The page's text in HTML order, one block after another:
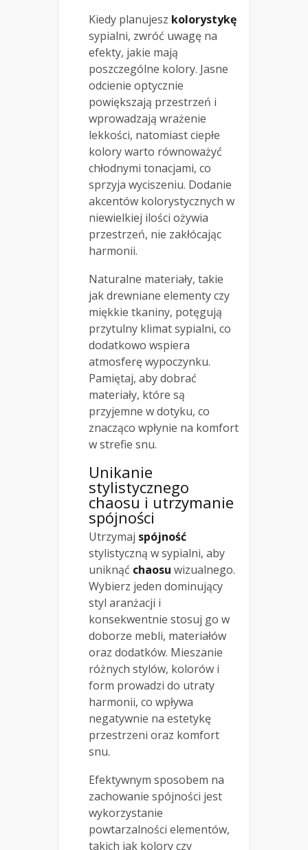
Kiedy planujesz kolorystykę
sypialni, zwróć uwagę na
efekty, jakie mają
poszczególne kolory. Jasne
odcienie optycznie
powiększają przestrzeń i
wprowadzają wrażenie
lekkości, natomiast ciepłe
kolory warto równoważyć
chłodnymi tonacjami, co
sprzyja wyciszeniu. Dodanie
akcentów kolorystycznych w
niewielkiej ilości ożywia
przestrzeń, nie zakłócając
harmonii.
Naturalne materiały, takie
jak drewniane elementy czy
miękkie tkaniny, potęgują
przytulny klimat sypialni, co
dodatkowo wspiera
atmosferę wypoczynku.
Pamiętaj, aby dobrać
materiały, które są
przyjemne w dotyku, co
znacząco wpłynie na komfort
w strefie snu.
Unikanie
stylistycznego
chaosu i utrzymanie
spójności
Utrzymaj spójność
stylistyczną w sypialni, aby
uniknąć chaosu wizualnego.
Wybierz jeden dominujący
styl aranżacji i
konsekwentnie stosuj go w
doborze mebli, materiałów
oraz dodatków. Mieszanie
różnych stylów, kolorów i
form prowadzi do utraty
harmonii, co wpływa
negatywnie na estetykę
przestrzeni oraz komfort
snu.
Efektywnym sposobem na
zachowanie spójności jest
wykorzystanie
powtarzalności elementów,
takich jak kolory czy